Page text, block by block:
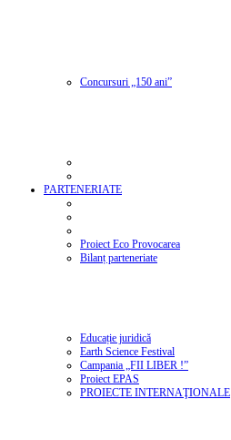
Concursuri „150 ani”
PARTENERIATE
Proiect Eco Provocarea
Bilanț parteneriate
Educație juridică
Earth Science Festival
Campania „FII LIBER !”
Proiect EPAS
PROIECTE INTERNAŢIONALE